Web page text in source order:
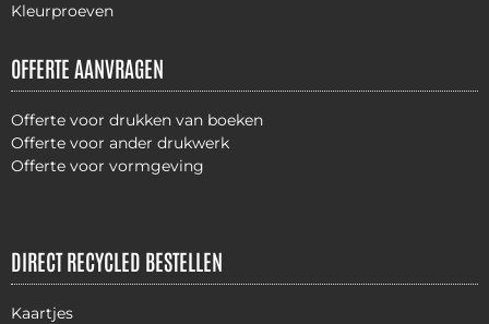
Kleurproeven
OFFERTE AANVRAGEN
Offerte voor drukken van boeken
Offerte voor ander drukwerk
Offerte voor vormgeving
DIRECT RECYCLED BESTELLEN
Kaartjes